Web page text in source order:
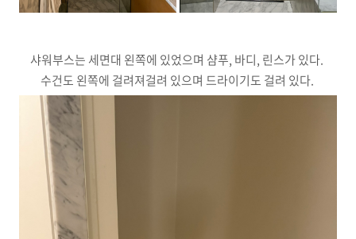
샤워부스는 세면대 왼쪽에 있었으며 샴푸, 바디, 린스가 있다.
수건도 왼쪽에 걸려져걸려 있으며 드라이기도 걸려 있다.